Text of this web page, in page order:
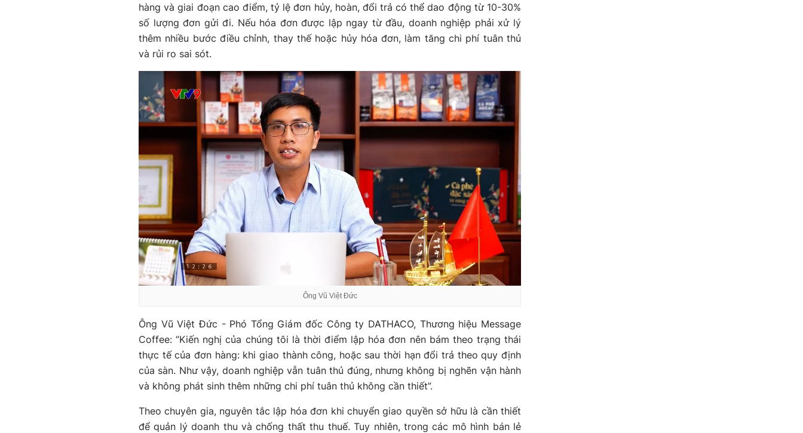
hàng và giai đoạn cao điểm, tỷ lệ đơn hủy, hoàn, đổi trả có thể dao động từ 10-30%
số lượng đơn gửi đi. Nếu hóa đơn được lập ngay từ đầu, doanh nghiệp phải xử lý
thêm nhiều bước điều chỉnh, thay thế hoặc hủy hóa đơn, làm tăng chi phí tuân thủ
và rủi ro sai sót.
Ông Vũ Việt Đức
Ông Vũ Việt Đức - Phó Tổng Giám đốc Công ty DATHACO, Thương hiệu Message
Coffee: “Kiến nghị của chúng tôi là thời điểm lập hóa đơn nên bám theo trạng thái
thực tế của đơn hàng: khi giao thành công, hoặc sau thời hạn đổi trả theo quy định
của sàn. Như vậy, doanh nghiệp vẫn tuân thủ đúng, nhưng không bị nghẽn vận hành
và không phát sinh thêm những chi phí tuân thủ không cần thiết”.
Theo chuyên gia, nguyên tắc lập hóa đơn khi chuyển giao quyền sở hữu là cần thiết
để quản lý doanh thu và chống thất thu thuế. Tuy nhiên, trong các mô hình bán lẻ